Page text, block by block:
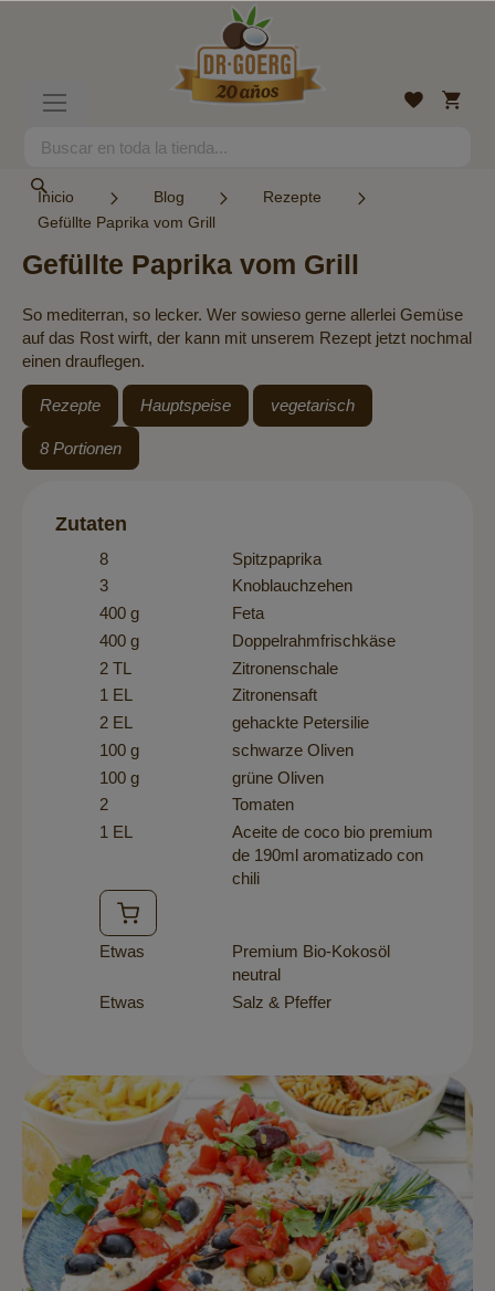
Search
Lista
Mi
cesta
Inicio Blog
Rezepte
Gefüllte Paprika vom Grill
Gefüllte Paprika vom Grill
So mediterran, so lecker. Wer sowieso gerne allerlei Gemüse
auf das Rost wirft, der kann mit unserem Rezept jetzt nochmal
einen drauflegen.
Rezepte Hauptspeise vegetarisch
8 Portionen
Zutaten
8
Spitzpaprika
3
Knoblauchzehen
400 g
Feta
400 g
Doppelrahmfrischkäse
2 TL
Zitronenschale
1 EL
Zitronensaft
2 EL
gehackte Petersilie
100 g
schwarze Oliven
100 g
grüne Oliven
2
Tomaten
1 EL
Aceite de coco bio premium
de 190ml aromatizado con
chili
Etwas
Premium Bio-Kokosöl
neutral
Etwas
Salz & Pfeffer